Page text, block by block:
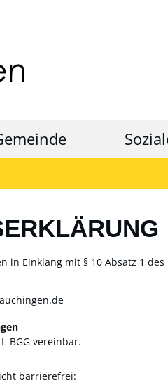
Einklang mit § 10 Absatz 1
BGG vereinbar.
barrierefrei: